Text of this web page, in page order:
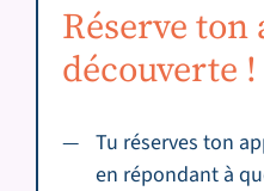
Réserve ton
découverte !
Tu réserves ton
en répondant à